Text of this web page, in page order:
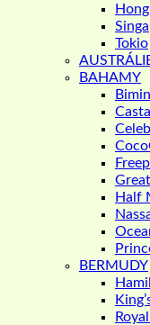
Tokio
BAHAMY
Half
BERMUDY